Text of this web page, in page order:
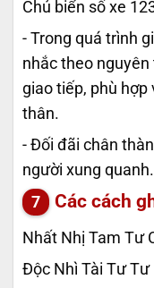
Chủ biển số xe
- Trong quá trình
nhắc theo
giao tiếp, phù hợp
thân.
- Đối đãi chân
người xung quanh.
Các cách
Nhất Nhị Tam Tư
Độc Nhì Tài Tư Tư